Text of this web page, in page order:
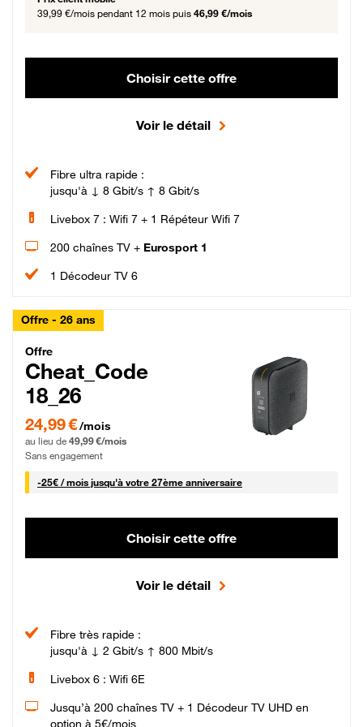
39,99 €/mois pendant 12 mois puis 46,99 €/mois
Choisir cette offre
Voir le détail
Fibre ultra rapide :
jusqu'à ↓ 8 Gbit/s ↑ 8 Gbit/s
Livebox 7 : Wifi 7 + 1 Répéteur Wifi 7
200 chaînes TV + Eurosport 1
1 Décodeur TV 6
Offre - 26 ans
Cheat_Code Fibre_18_26
Offre
Cheat_Code
18_26
24,99 € par mois pendant 0 mois puis 49,99 € par mois, Sans engagement
24,99 €/mois
au lieu de 49,99 €/mois
Sans engagement
-25€ / mois25 € par mois
jusqu'à votre 27ème anniversaire
Choisir cette offre
Voir le détail
Fibre très rapide :
jusqu'à ↓ 2 Gbit/s ↑ 800 Mbit/s
Livebox 6 : Wifi 6E
Jusqu’à 200 chaînes TV + 1 Décodeur TV UHD en
option à 5€/mois